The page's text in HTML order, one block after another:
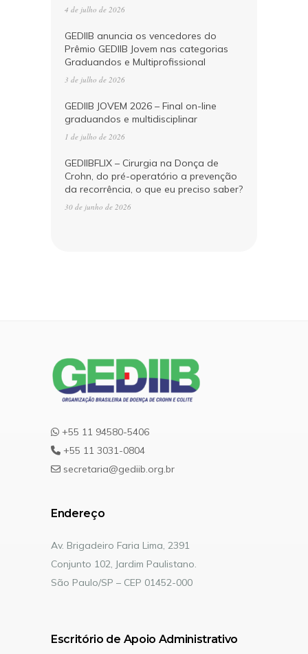
4 de julho de 2026
GEDIIB anuncia os vencedores do
Prêmio GEDIIB Jovem nas categorias
Graduandos e Multiprofissional
3 de julho de 2026
GEDIIB JOVEM 2026 – Final on-line
graduandos e multidisciplinar
1 de julho de 2026
GEDIIBFLIX – Cirurgia na Donça de
Crohn, do pré-operatório a prevenção
da recorrência, o que eu preciso saber?
30 de junho de 2026
+55 11 94580-5406
+55 11 3031-0804
secretaria@gediib.org.br
Endereço
Av. Brigadeiro Faria Lima, 2391
Conjunto 102, Jardim Paulistano.
São Paulo/SP – CEP 01452-000
Escritório de Apoio Administrativo